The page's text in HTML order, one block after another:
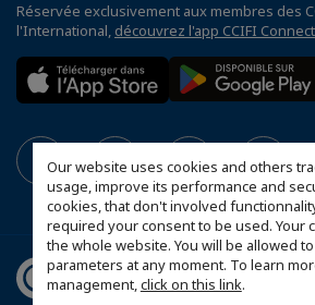
Our website uses cookies and others
usage, improve its performance and
cookies, that don't involved
required your consent to be used. Your
the whole website. You will be allowed
parameters at any moment. To learn
management,click on this link.
Réservée exclusivement aux membres des
l'International, découvrez l'app CCIFI Connect